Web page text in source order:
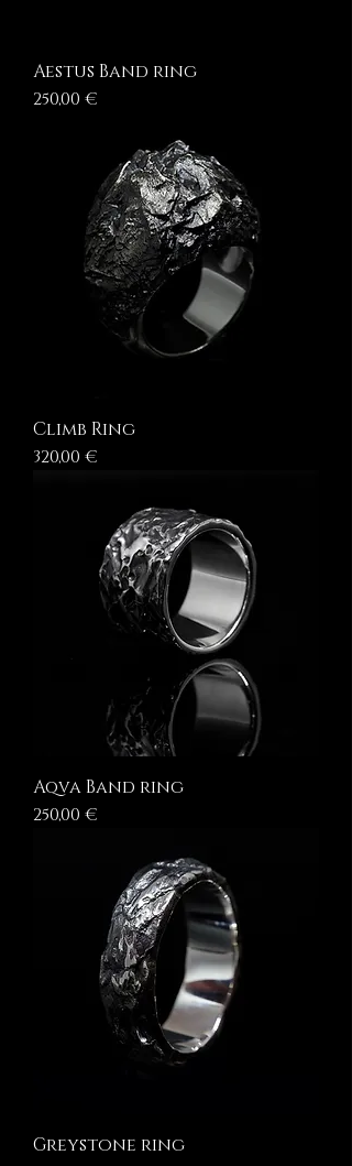
Aestus Band ring
Prezzo
250,00 €
Climb Ring
Prezzo
320,00 €
Aqva Band ring
Prezzo
250,00 €
Greystone ring